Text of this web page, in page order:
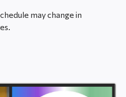
may change in